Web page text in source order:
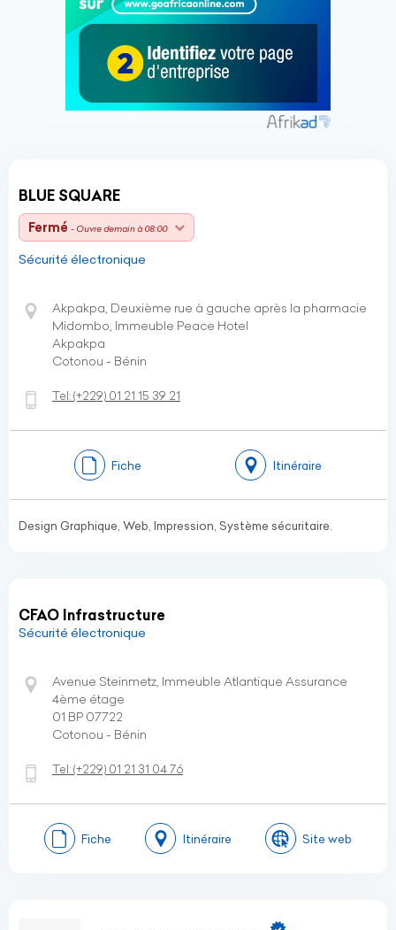
BLUE SQUARE
Fermé - Ouvre demain à 08:00
Sécurité électronique
Akpakpa, Deuxième rue à gauche après la pharmacie
Midombo, Immeuble Peace Hotel
Akpakpa
Cotonou - Bénin
Tel:(+229) 01 21 15 39 21
Fiche Itinéraire
Design Graphique, Web, Impression, Système sécuritaire.
CFAO Infrastructure
Sécurité électronique
Avenue Steinmetz, Immeuble Atlantique Assurance
4ème étage
01 BP 07722
Cotonou - Bénin
Tel:(+229) 01 21 31 04 76
Fiche Itinéraire Site web